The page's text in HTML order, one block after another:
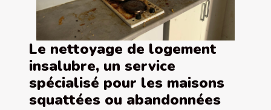
Le nettoyage de logement
insalubre, un service
spécialisé pour les maisons
squattées ou abandonnées